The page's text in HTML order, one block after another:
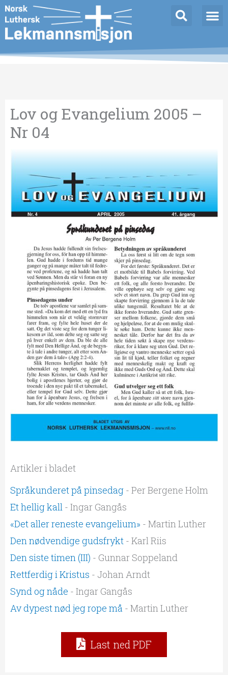
Hopp
rett
til
innholdet
Lov og Evangelium 2005 –
Nr 04
Artikler i bladet
Språkunderet på pinsedag - Per Bergene Holm
Et hellig kall - Ingar Gangås
«Det aller reneste evangelium» - Martin Luther
Den nødvendige gudsfrykt - Karl Riis
Den siste timen (III) - Gunnar Soppeland
Rettferdig i Kristus - Johan Arndt
Synd og nåde - Ingar Gangås
Av dypest nød jeg rope må - Martin Luther
Last ned PDF
Innleggnavigasjon